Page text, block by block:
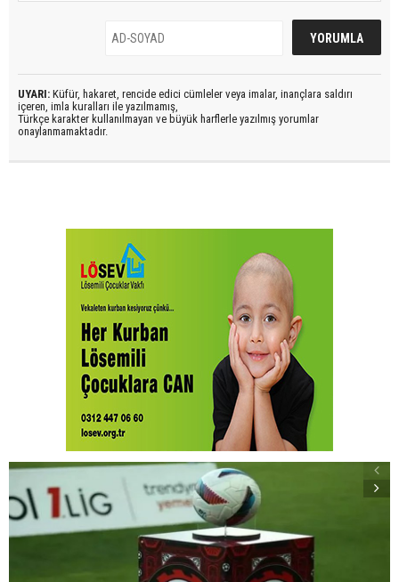
UYARI: Küfür, hakaret, rencide edici cümleler veya imalar, inançlara saldırı
içeren, imla kuralları ile yazılmamış,
Türkçe karakter kullanılmayan ve büyük harflerle yazılmış yorumlar
onaylanmamaktadır.